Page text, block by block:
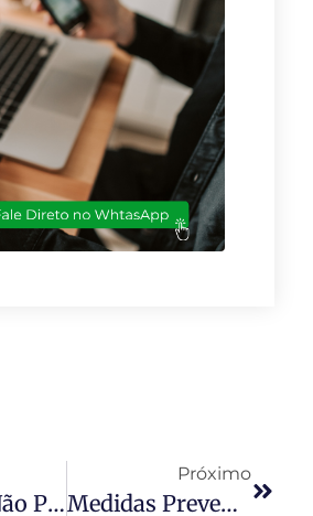
O Sindico Não Permitiu Um Novo Cabeamento De Internet No Meu Predio
Próximo
Medidas Preventivas De Segurança De Condomínio